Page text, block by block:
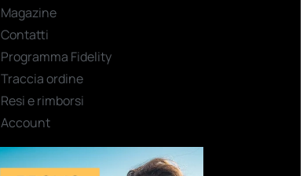
Magazine
Contatti
Programma Fidelity
Traccia ordine
Resi e rimborsi
Account